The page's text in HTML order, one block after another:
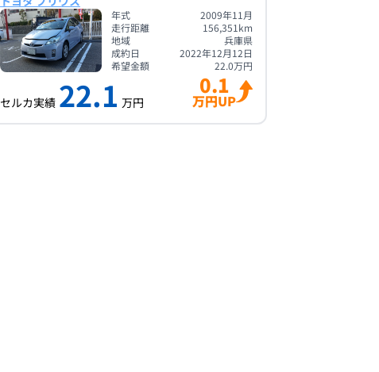
年式
2009年11月
走行距離
156,351 km
地域
兵庫県
成約日
2022年12月12日
希望金額
22.0万円
セルカ実績 22.1 万円
0.1
万円UP